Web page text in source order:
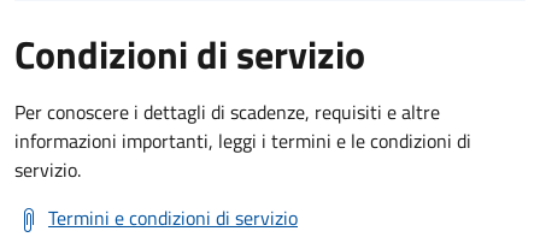
Condizioni di servizio
Per conoscere i dettagli di scadenze, requisiti e altre
informazioni importanti, leggi i termini e le condizioni di
servizio.
Termini e condizioni di servizio